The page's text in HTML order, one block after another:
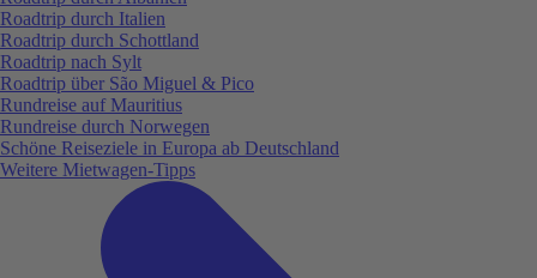
Roadtrip durch Italien
Roadtrip durch Schottland
Roadtrip nach Sylt
Roadtrip über São Miguel & Pico
Rundreise auf Mauritius
Rundreise durch Norwegen
Schöne Reiseziele in Europa ab Deutschland
Weitere Mietwagen-Tipps